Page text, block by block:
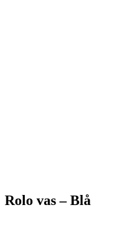
Rolo vas – Blå